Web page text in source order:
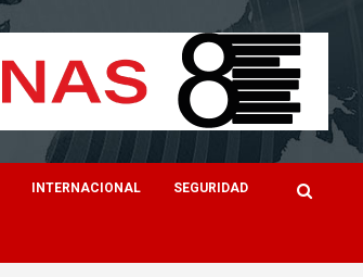
INTERNACIONAL SEGURIDAD